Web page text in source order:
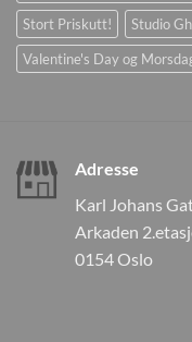
Stort Priskutt!
Studio
Valentine's Day og
Adresse
Karl Johans
Arkaden
0154 Oslo